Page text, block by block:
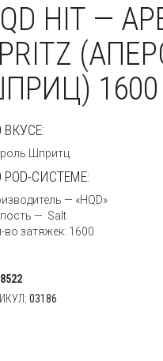
HIT —
1600
ВКУСЕ:
Шпритц.
POD-СИСТЕМЕ:
— «HQD»
— Salt
во затяжек: 1600
03186